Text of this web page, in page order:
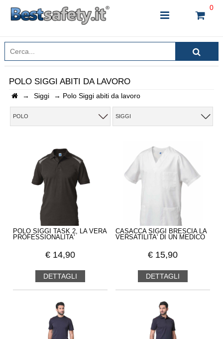
0
INSERISCI IL NOME DEL PRODOTTO CHE STAI
CERCANDO
CHIUDI RICERCA
POLO SIGGI ABITI DA LAVORO
→ Siggi → Polo Siggi abiti da lavoro
POLO SIGGI
POLO SIGGI TASK 2, LA VERA
PROFESSIONALITA'
€ 14,90
DETTAGLI
CASACCA SIGGI BRESCIA LA
VERSATILITA' DI UN MEDICO
€ 15,90
DETTAGLI